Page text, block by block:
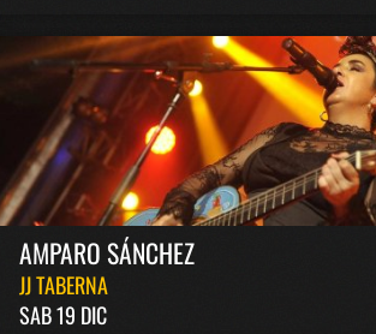
AMPARO SÁNCHEZ
JJ TABERNA
SAB 19 DIC